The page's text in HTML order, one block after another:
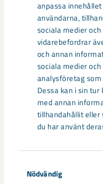
anpassa
användarna,
sociala medier
vidarebefordrar
och annan
sociala medier
analysföretag
Dessa kan i sin
med annan
tillhandahållit eller
du har använt
Nödvändig
(14.00-14.45) nordiska
Onsdag 11 december
Business Sweden,
12.30) nordiska paviljongen.
Torsdag 12 december
Business Europe,